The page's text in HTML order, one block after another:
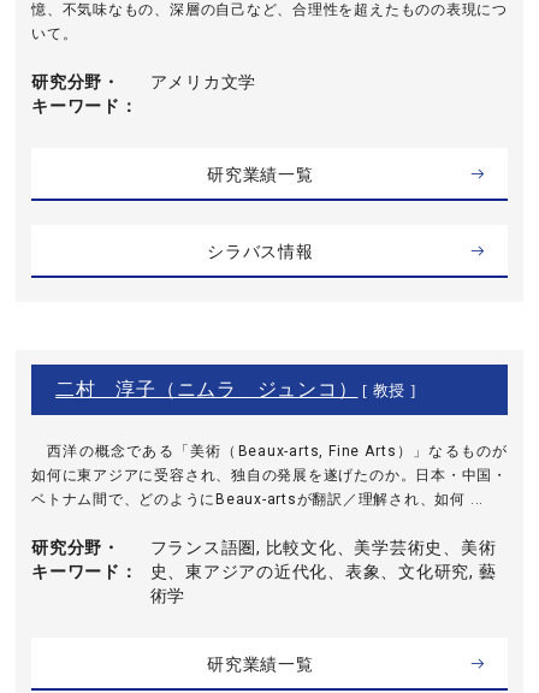
憶、不気味なもの、深層の自己など、合理性を超えたものの表現につ
いて。
研究分野・
キーワード
アメリカ文学
研究業績一覧
シラバス情報
二村 淳子（ニムラ ジュンコ） [ 教授 ]
西洋の概念である「美術（Beaux-arts, Fine Arts）」なるものが
如何に東アジアに受容され、独自の発展を遂げたのか。日本・中国・
ベトナム間で、どのようにBeaux-artsが翻訳／理解され、如何 ...
研究分野・
キーワード
フランス語圏, 比較文化、美学芸術史、美術
史、東アジアの近代化、表象、文化研究, 藝
術学
研究業績一覧